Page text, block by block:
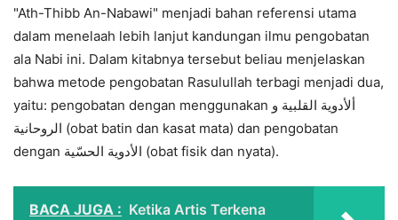
"Ath-Thibb An-Nabawi" menjadi bahan referensi utama
dalam menelaah lebih lanjut kandungan ilmu pengobatan
ala Nabi ini. Dalam kitabnya tersebut beliau menjelaskan
bahwa metode pengobatan Rasulullah terbagi menjadi dua,
yaitu: pengobatan dengan menggunakan ألأدوية القلبية و
الروحانية (obat batin dan kasat mata) dan pengobatan
dengan
الأدوية الحسّية (obat fisik dan nyata).
BACA JUGA : Ketika Artis Terkena